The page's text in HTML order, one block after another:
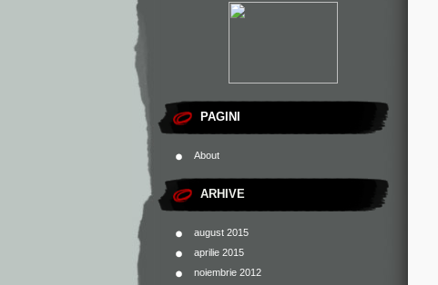
PAGINI
About
ARHIVE
august 2015
aprilie 2015
noiembrie 2012